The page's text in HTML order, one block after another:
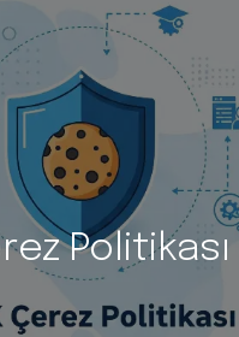
Politikası